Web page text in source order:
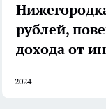
рублей,
дохода от
2024